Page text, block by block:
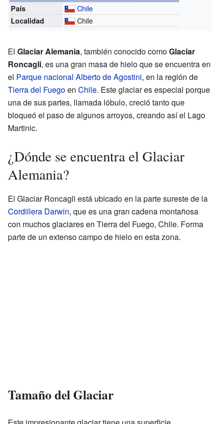
País
Chile
Localidad Chile
El Glaciar Alemania, también conocido comoGlaciar
Roncagli, es una gran masa de hielo que se encuentra en
el Parque nacional Alberto de Agostini, en la región de
Tierra del Fuegoen Chile. Este glaciar es especial porque
una de sus partes, llamada lóbulo, creció tanto que
bloqueó el paso de algunos arroyos, creando así el Lago
Martinic.
¿Dónde se encuentra el Glaciar
Alemania?
El Glaciar Roncagli está ubicado en la parte sureste de la
Cordillera Darwin, que es una gran cadena montañosa
con muchos glaciares en Tierra del Fuego, Chile. Forma
parte de un extenso campo de hielo en esta zona.
Tamaño del Glaciar